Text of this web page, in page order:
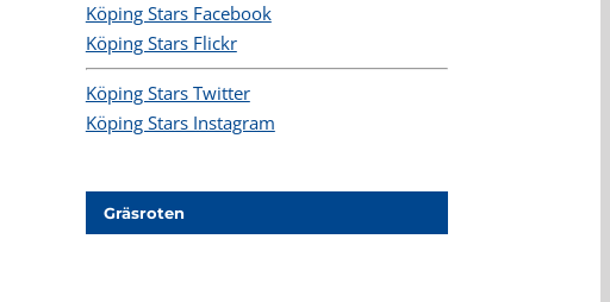
Köping Stars Facebook
Köping Stars Flickr
Köping Stars Twitter
Köping Stars Instagram
Gräsroten